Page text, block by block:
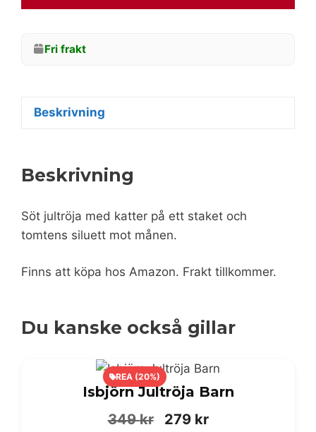
Fri frakt
Beskrivning
Beskrivning
Söt jultröja med katter på ett staket och
tomtens siluett mot månen.
Finns att köpa hos Amazon. Frakt tillkommer.
Du kanske också gillar
REA (20%)
Isbjörn Jultröja Barn
349kr
Det
279 krDet